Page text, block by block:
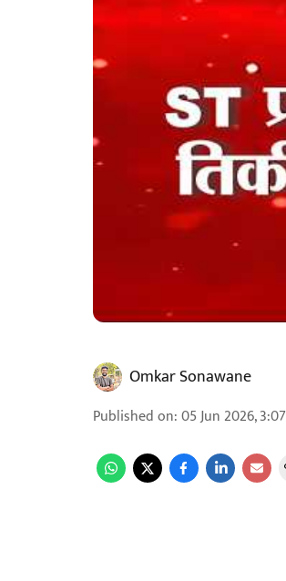
Omkar Sonawane
Published on:05 Jun 2026,